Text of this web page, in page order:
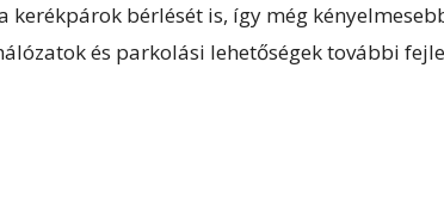
bérlését is, így még
és parkolási lehetőségek további